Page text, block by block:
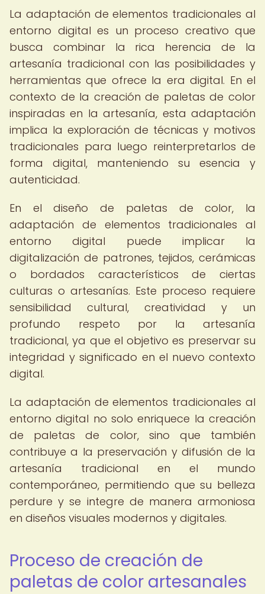
La adaptación de elementos tradicionales al
entorno digital es un proceso creativo que
busca combinar la rica herencia de la
artesanía tradicional con las posibilidades y
herramientas que ofrece la era digital. En el
contexto de la creación de paletas de color
inspiradas en la artesanía, esta adaptación
implica la exploración de técnicas y motivos
tradicionales para luego reinterpretarlos de
forma digital, manteniendo su esencia y
autenticidad.
En el diseño de paletas de color, la
adaptación de elementos tradicionales al
entorno digital puede implicar la
digitalización de patrones, tejidos, cerámicas
o bordados característicos de ciertas
culturas o artesanías. Este proceso requiere
sensibilidad cultural, creatividad y un
profundo respeto por la artesanía
tradicional, ya que el objetivo es preservar su
integridad y significado en el nuevo contexto
digital.
La adaptación de elementos tradicionales al
entorno digital no solo enriquece la creación
de paletas de color, sino que también
contribuye a la preservación y difusión de la
artesanía tradicional en el mundo
contemporáneo, permitiendo que su belleza
perdure y se integre de manera armoniosa
en diseños visuales modernos y digitales.
Proceso de creación de
paletas de color artesanales